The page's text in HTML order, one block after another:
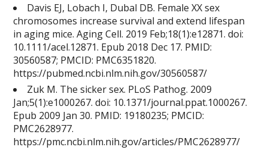
Davis EJ, Lobach I, Dubal DB. Female XX sex
chromosomes increase survival and extend lifespan
in aging mice. Aging Cell. 2019 Feb;18(1):e12871. doi:
10.1111/acel.12871. Epub 2018 Dec 17. PMID:
30560587; PMCID: PMC6351820.
https://pubmed.ncbi.nlm.nih.gov/30560587/
Zuk M. The sicker sex. PLoS Pathog. 2009
Jan;5(1):e1000267. doi: 10.1371/journal.ppat.1000267.
Epub 2009 Jan 30. PMID: 19180235; PMCID:
PMC2628977.
https://pmc.ncbi.nlm.nih.gov/articles/PMC2628977/